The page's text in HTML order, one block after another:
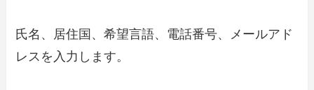
氏名、居住国、希望言語、電話番号、メールアド
レスを入力します。